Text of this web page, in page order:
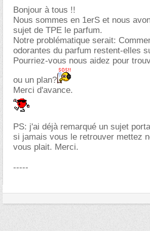
Bonjour à tous !!
Nous sommes en 1erS et nous
sujet de TPE le parfum.
Notre problématique serait:
odorantes du parfum restent-elles
Pourriez-vous nous aidez pour
ou un plan?
Merci d'avance.
PS: j'ai déjà remarqué un sujet
si jamais vous le retrouver mettez
vous plait. Merci.
-----